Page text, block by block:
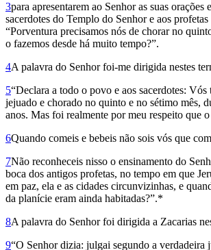
3para apresentarem ao Senhor as suas orações
sacerdotes do Templo do Senhor e aos profetas
“Porventura precisamos nós de chorar no
o fazemos desde há muito tempo?”.
4A palavra do Senhor foi-me dirigida nestes
5“Declara a todo o povo e aos sacerdotes: Vós
jejuado e chorado no quinto e no sétimo mês,
anos. Mas foi realmente por meu respeito que o
6Quando comeis e bebeis não sois vós que
7Não reconheceis nisso o ensinamento do
boca dos antigos profetas, no tempo em que
em paz, ela e as cidades circunvizinhas, e
da planície eram ainda habitadas?”.*
8A palavra do Senhor foi dirigida a Zacarias
9“O Senhor dizia: julgai segundo a verdadeira